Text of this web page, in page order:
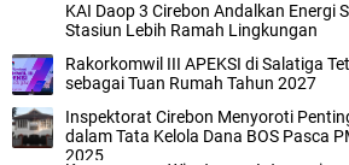
KAI Daop 3 Cirebon Andalkan Energi
Stasiun Lebih Ramah Lingkungan
Rakorkomwil III APEKSI di Salatiga
sebagai Tuan Rumah Tahun 2027
Inspektorat Cirebon Menyoroti
dalam Tata Kelola Dana BOS Pasca
2025